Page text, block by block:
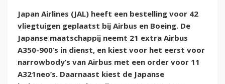
Japan Airlines (JAL) heeft een bestelling voor 42
vliegtuigen geplaatst bij Airbus en Boeing. De
Japanse maatschappij neemt 21 extra Airbus
A350-900’s in dienst, en kiest voor het eerst voor
narrowbody’s van Airbus met een order voor 11
A321neo’s. Daarnaast kiest de Japanse